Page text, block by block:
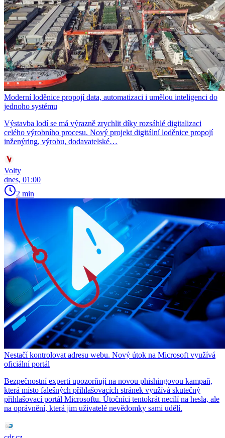
Moderní loděnice propojí data, automatizaci i umělou inteligenci do
jednoho systému
Výstavba lodí se má výrazně zrychlit díky rozsáhlé digitalizaci
celého výrobního procesu. Nový projekt digitální loděnice propojí
inženýring, výrobu, dodavatelské…
Volty
dnes, 01:00
2 min
Nestačí kontrolovat adresu webu. Nový útok na Microsoft využívá
oficiální portál
Bezpečnostní experti upozorňují na novou phishingovou kampaň,
která místo falešných přihlašovacích stránek využívá skutečný
přihlašovací portál Microsoftu. Útočníci tentokrát necílí na hesla, ale
na oprávnění, která jim uživatelé nevědomky sami udělí.